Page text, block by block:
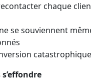
chaque
se souviennent
catastrophique